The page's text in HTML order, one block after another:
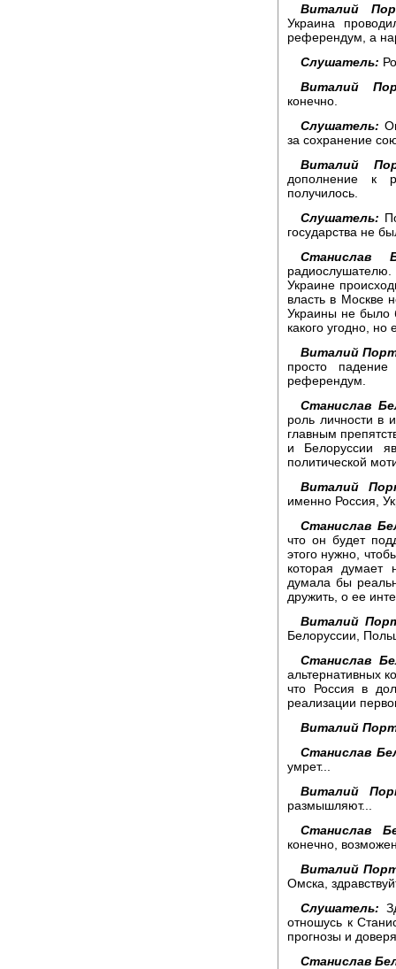
Виталий
Украина
референдум, а
Слушатель:
Виталий
конечно.
Слушатель:
за сохранение
Виталий
дополнение к
получилось.
Слушатель:
государства не
Станислав
Украине
власть в Москве
Украины не было
какого угодно, но
Виталий
просто
референдум.
Станислав
роль личности в
главным
и Белоруссии
политической
Виталий
именно Россия,
Станислав
что он будет
этого нужно,
которая думает
думала бы
дружить, о ее
Виталий
Белоруссии,
Станислав
альтернативных
что Россия в
реализации
Виталий
Станислав
умрет...
Виталий
размышляют...
Станислав
конечно,
Виталий
Омска,
Слушатель:
отношусь к
прогнозы и
Станислав